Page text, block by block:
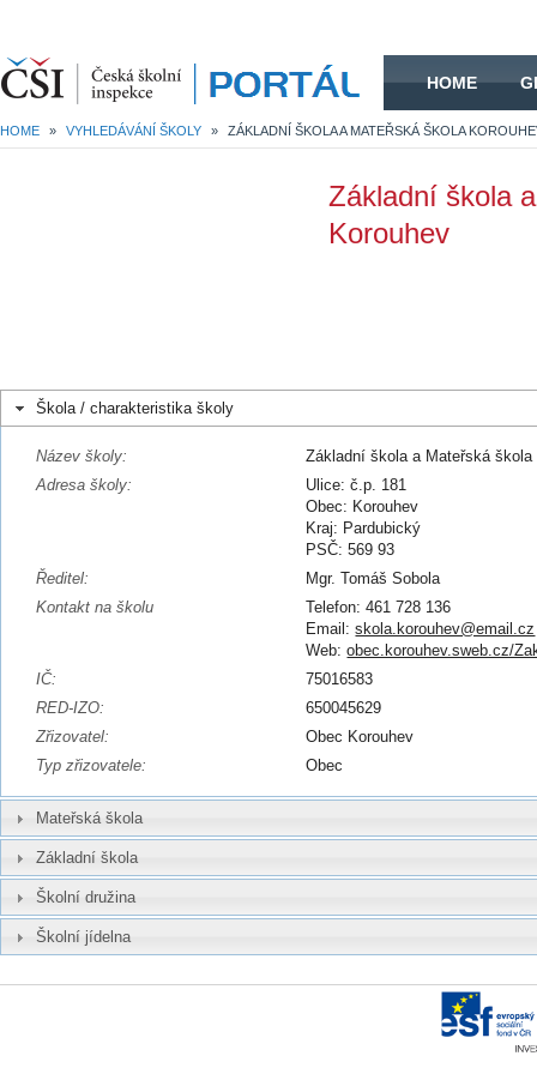
HOME
HOME » VYHLEDÁVÁNÍ ŠKOLY » ZÁKLADNÍ ŠKOLA A MATEŘSKÁ ŠKOLA
Základní škola
Korouhev
Škola / charakteristika školy
Název školy:
Základní škola a Mateřská škola
Adresa školy:
Ulice: č.p. 181
Obec: Korouhev
Kraj: Pardubický
PSČ: 569 93
Ředitel:
Mgr. Tomáš Sobola
Kontakt na školu
Telefon: 461 728 136
Email:skola.korouhev@email.cz
Web:obec.korouhev.sweb.cz/
IČ:
75016583
RED-IZO:
650045629
Zřizovatel:
Obec Korouhev
Typ zřizovatele:
Obec
Mateřská škola
Základní škola
Školní družina
Školní jídelna